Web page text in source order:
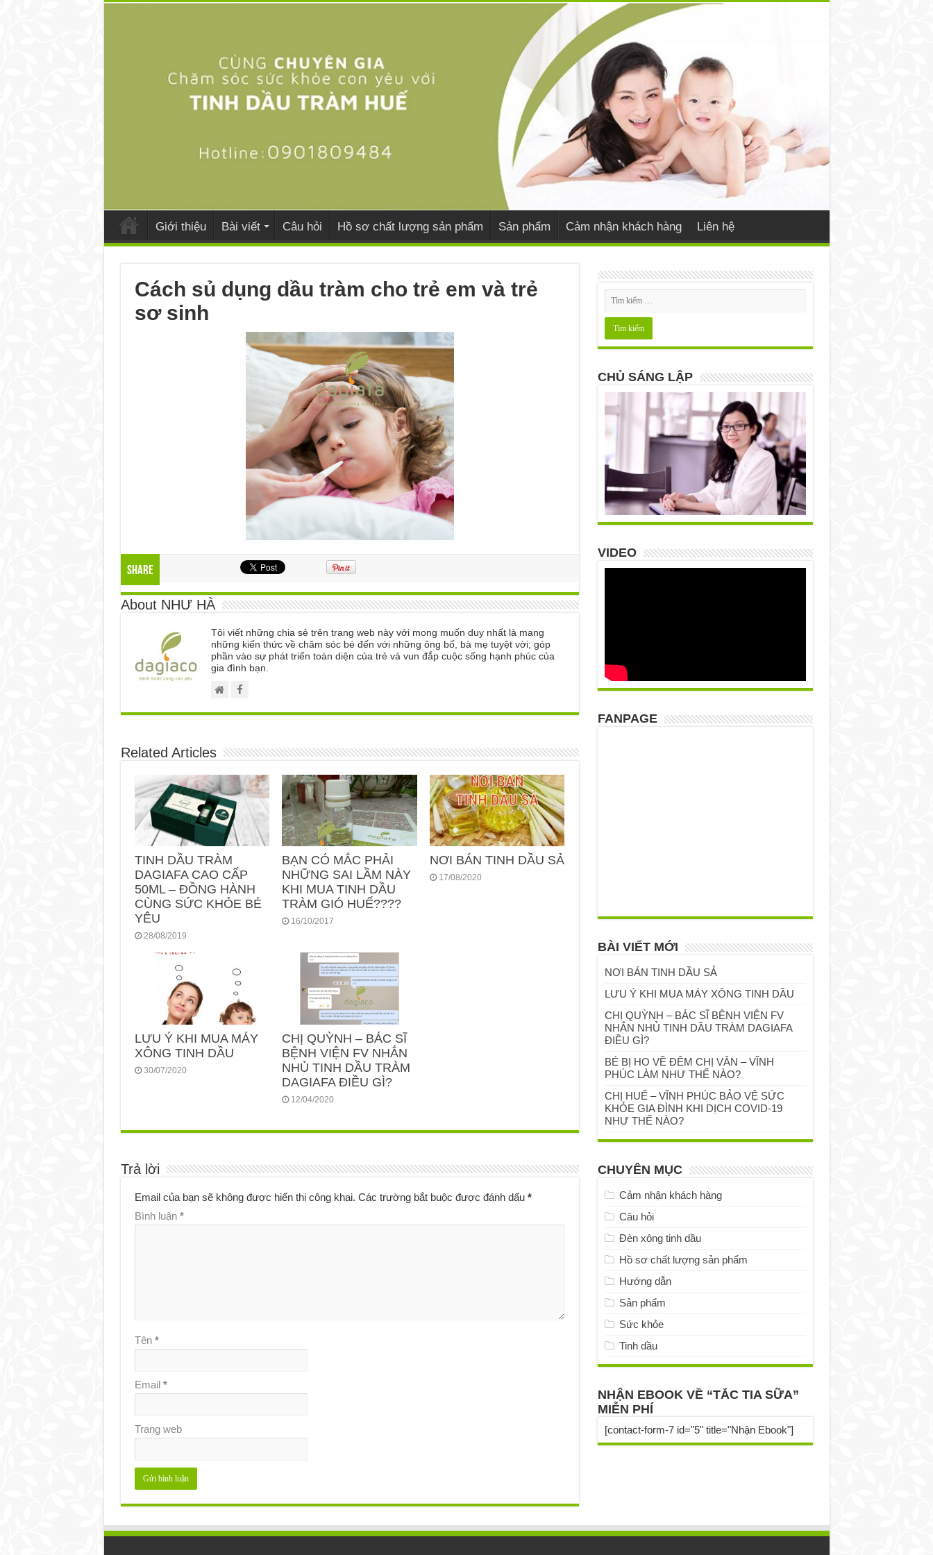
Giới thiệu Bài viết Câu hỏi Hồ sơ chất lượng sản phẩm Sản phẩm Cảm nhận khách hàng Liên hệ
Cách sủ dụng dầu tràm cho trẻ em và trẻ
sơ sinh
Share
About NHƯ HÀ
Tôi viết những chia sẻ trên trang web này với mong muốn duy nhất là mang
những kiến thức về chăm sóc bé đến với những ông bố, bà mẹ tuyệt vời; góp
phần vào sự phát triển toàn diện của trẻ và vun đắp cuộc sống hạnh phúc của
gia đình bạn.
Related Articles
TINH DẦU TRÀM
DAGIAFA CAO CẤP
50ML – ĐỒNG HÀNH
CÙNG SỨC KHỎE BÉ
YÊU
28/08/2019
BẠN CÓ MẮC PHẢI
NHỮNG SAI LẦM NÀY
KHI MUA TINH DẦU
TRÀM GIÓ HUẾ????
16/10/2017
NƠI BÁN TINH DẦU SẢ
17/08/2020
LƯU Ý KHI MUA MÁY
XÔNG TINH DẦU
30/07/2020
CHỊ QUỲNH – BÁC SĨ
BỆNH VIỆN FV NHẮN
NHỦ TINH DẦU TRÀM
DAGIAFA ĐIỀU GÌ?
12/04/2020
Trả lời
Email của bạn sẽ không được hiển thị công khai. Các trường bắt buộc được đánh dấu *
Bình luận *
Tên *
Email *
Trang web
CHỦ SÁNG LẬP
VIDEO
FANPAGE
BÀI VIẾT MỚI
NƠI BÁN TINH DẦU SẢ
LƯU Ý KHI MUA MÁY XÔNG TINH DẦU
CHỊ QUỲNH – BÁC SĨ BỆNH VIỆN FV
NHẮN NHỦ TINH DẦU TRÀM DAGIAFA
ĐIỀU GÌ?
BÉ BỊ HO VỀ ĐÊM CHỊ VÂN – VĨNH
PHÚC LÀM NHƯ THẾ NÀO?
CHỊ HUẾ – VĨNH PHÚC BẢO VỆ SỨC
KHỎE GIA ĐÌNH KHI DỊCH COVID-19
NHƯ THẾ NÀO?
CHUYÊN MỤC
Cảm nhận khách hàng
Câu hỏi
Đèn xông tinh dầu
Hồ sơ chất lượng sản phẩm
Hướng dẫn
Sản phẩm
Sức khỏe
Tinh dầu
NHẬN EBOOK VỀ “TẮC TIA SỮA”
MIỄN PHÍ
[contact-form-7 id="5" title="Nhận Ebook"]